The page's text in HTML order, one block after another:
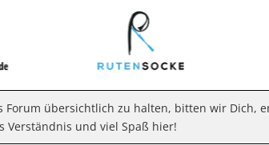
Forum übersichtlich zu halten, bitten wir Dich,
Verständnis und viel Spaß hier!